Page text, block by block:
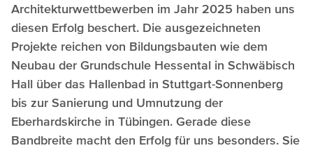
Architekturwettbewerben im Jahr 2025 haben uns
diesen Erfolg beschert. Die ausgezeichneten
Projekte reichen von Bildungsbauten wie dem
Neubau der Grundschule Hessental in Schwäbisch
Hall über das Hallenbad in Stuttgart-Sonnenberg
bis zur Sanierung und Umnutzung der
Eberhardskirche in Tübingen. Gerade diese
Bandbreite macht den Erfolg für uns besonders. Sie